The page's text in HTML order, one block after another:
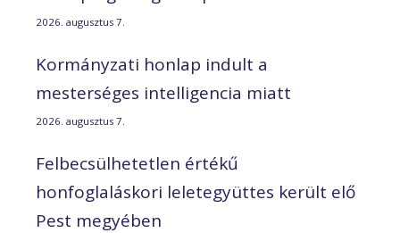
2026. augusztus 7.
Kormányzati honlap indult a
mesterséges intelligencia miatt
2026. augusztus 7.
Felbecsülhetetlen értékű
honfoglaláskori leletegyüttes került elő
Pest megyében